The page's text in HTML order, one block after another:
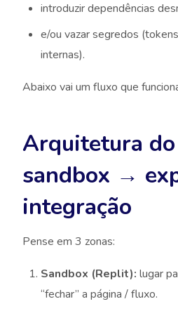
introduzir dependências
e/ou vazar segredos
internas).
Abaixo vai um fluxo que
Arquitetura
sandbox →
integração
Pense em 3 zonas:
Sandbox (Replit): lugar
“fechar” a página / fluxo.